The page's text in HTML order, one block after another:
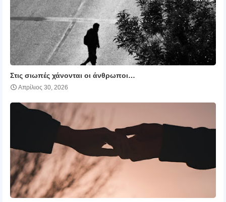
Στις σιωπές χάνονται οι άνθρωποι…
Απρίλιος 30, 2026